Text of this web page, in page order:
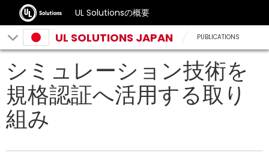
UL Solutionsの概要
UL SOLUTIONS JAPAN PUBLICATIONS
シミュレーション技術を
規格認証へ活用する取り
組み